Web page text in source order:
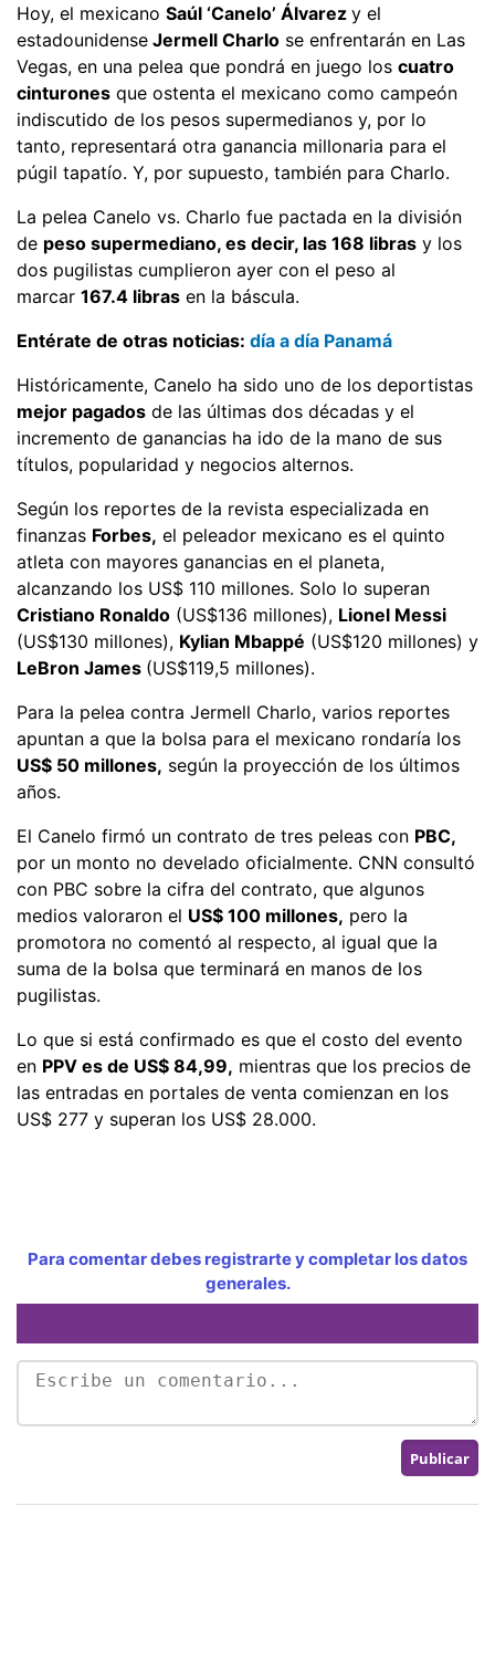
Hoy, el mexicano Saúl ‘Canelo’ Álvarez y el
estadounidense Jermell Charlo se enfrentarán en Las
Vegas, en una pelea que pondrá en juego los cuatro
cinturones que ostenta el mexicano como campeón
indiscutido de los pesos supermedianos y, por lo
tanto, representará otra ganancia millonaria para el
púgil tapatío. Y, por supuesto, también para Charlo.
La pelea Canelo vs. Charlo fue pactada en la división
de peso supermediano, es decir, las 168 libras y los
dos pugilistas cumplieron ayer con el peso al
marcar 167.4 libras en la báscula.
Entérate de otras noticias: día a día Panamá
Históricamente, Canelo ha sido uno de los deportistas
mejor pagados de las últimas dos décadas y el
incremento de ganancias ha ido de la mano de sus
títulos, popularidad y negocios alternos.
Según los reportes de la revista especializada en
finanzas Forbes, el peleador mexicano es el quinto
atleta con mayores ganancias en el planeta,
alcanzando los US$ 110 millones. Solo lo superan
Cristiano Ronaldo (US$136 millones), Lionel Messi
(US$130 millones), Kylian Mbappé (US$120 millones) y
LeBron James (US$119,5 millones).
Para la pelea contra Jermell Charlo, varios reportes
apuntan a que la bolsa para el mexicano rondaría los
US$ 50 millones, según la proyección de los últimos
años.
El Canelo firmó un contrato de tres peleas con PBC,
por un monto no develado oficialmente. CNN consultó
con PBC sobre la cifra del contrato, que algunos
medios valoraron el US$ 100 millones, pero la
promotora no comentó al respecto, al igual que la
suma de la bolsa que terminará en manos de los
pugilistas.
Lo que si está confirmado es que el costo del evento
en PPV es de US$ 84,99, mientras que los precios de
las entradas en portales de venta comienzan en los
US$ 277 y superan los US$ 28.000.
Para comentar debes registrarte y completar los datos
generales.